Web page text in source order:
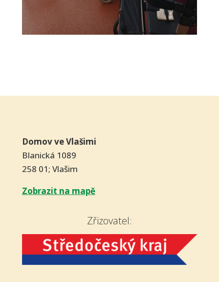
Domov ve Vlašimi
Blanická 1089
258 01; Vlašim
Zobrazit na mapě
Zřizovatel: